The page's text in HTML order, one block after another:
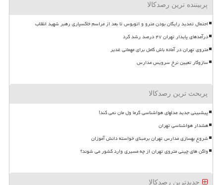
پربیننده ترین رصدکالا
احتمال تمدید رایگان بودن مترو و اتوبوس تا بعد از مراسم خاکسپاری رهبر شهید انقلاب
درآمدهای پایدار تهران ۴۷ درصد رشد کرد
متروی تهران در آماده باش کامل برای مهمانی غدیر
سازوکار تعیین نرخ سرویس مدارس
پربحث ترین رصدکالا
پیشبینی جدید مدلهای هواشناسی گرما ول مان نمی کند!
هشدار هواشناسی تهران
شروع بهسازی مدارس تهران برمبنای خواسته دانش آموزان
واگن های چینی متروی تهران از چه مسیری وارد کشور می شوند؟
جدیدترین رصدکالا